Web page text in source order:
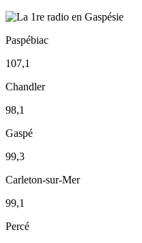
Paspébiac
107,1
Chandler
98,1
Gaspé
99,3
Carleton-sur-Mer
99,1
Percé